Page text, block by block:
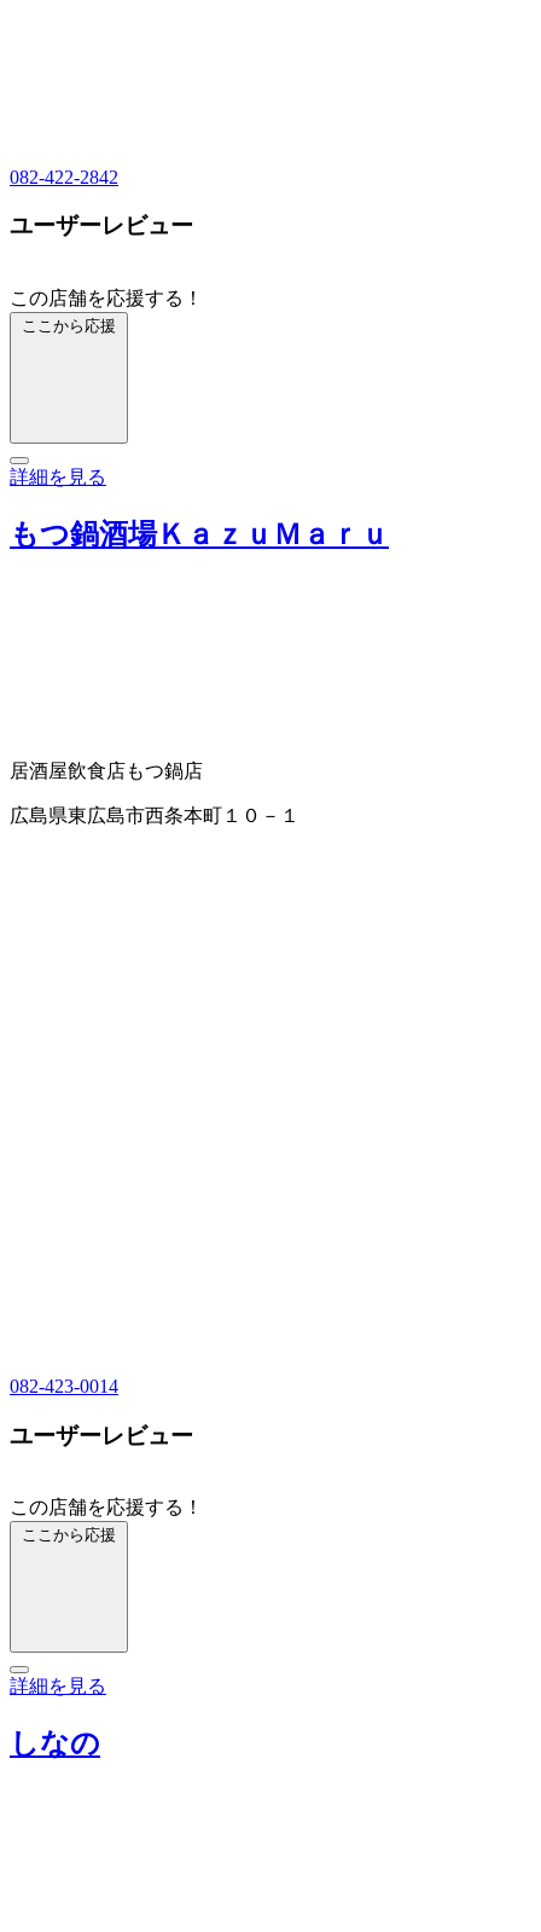
082-422-2842
ユーザーレビュー
この店舗を応援する！
ここから応援
詳細を見る
もつ鍋酒場ＫａｚｕＭａｒｕ
居酒屋飲食店もつ鍋店
広島県東広島市西条本町１０－１
082-423-0014
ユーザーレビュー
この店舗を応援する！
ここから応援
詳細を見る
しなの